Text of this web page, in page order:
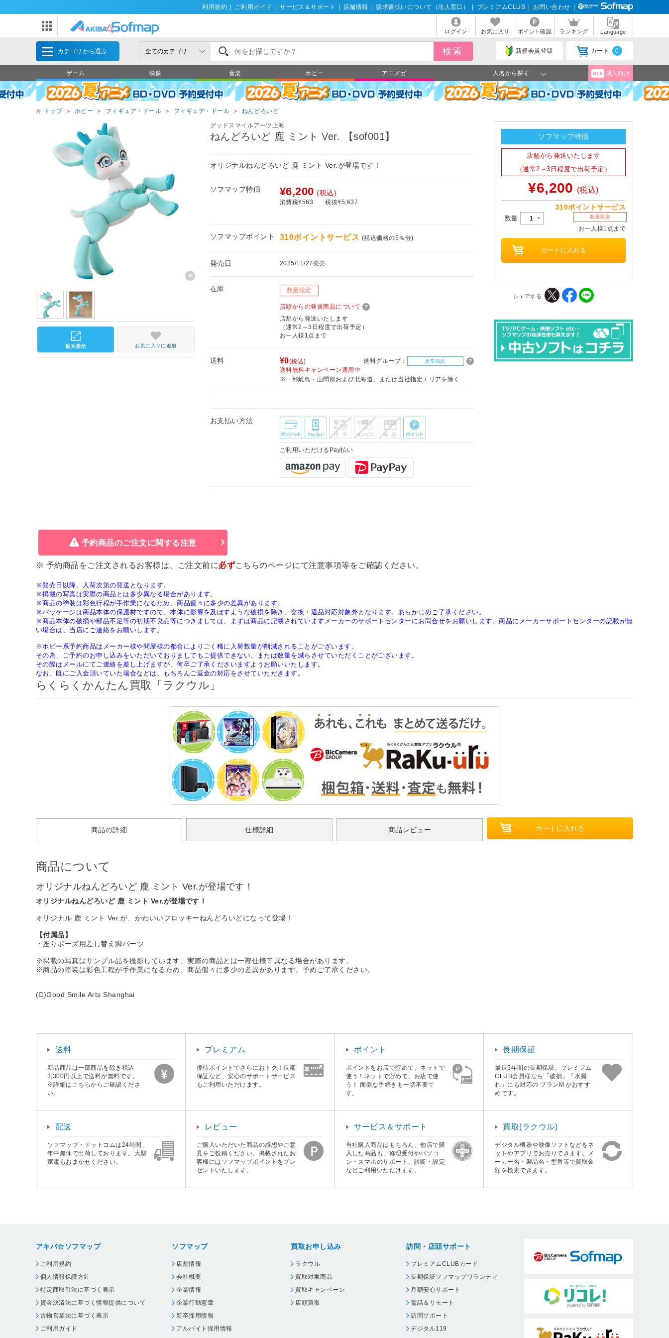
利用規約 ご利用ガイド サービス＆サポート 店舗情報 請求書払いについて（法人窓口） プレミアムCLUB お問い合わせ
ログイン お気に入り ポイント確認 ランキング Language
カテゴリから選ぶ 新規会員登録 カート 0
ゲーム 映像 音楽 ホビー アニメガ 人名から探す R18 成人向け
トップ ＞ ホビー ＞ フィギュア・ドール ＞ フィギュア・ドール ＞ ねんどろいど
グッドスマイルアーツ上海
ねんどろいど 鹿 ミント Ver. 【sof001】
オリジナルねんどろいど 鹿 ミント Ver.が登場です！
ソフマップ特価 ¥6,200 (税込)
消費税¥563 税抜¥5,637
ソフマップポイント 310ポイントサービス (税込価格の5％分)
発売日 2025/11/27発売
在庫 数量限定
店頭からの発送商品について
店舗から発送いたします
（通常2～3日程度で出荷予定）
お一人様1点まで
送料 ¥0(税込) 送料グループ： 通常商品
送料無料キャンペーン適用中
※一部離島・山間部および北海道、または当社指定エリアを除く
お支払い方法
ご利用いただけるPay払い
お気に入りに追加
ソフマップ特価
店舗から発送いたします
（通常2～3日程度で出荷予定）
¥6,200 (税込)
310ポイントサービス
数量 数量限定
お一人様1点まで
シェアする
予約商品のご注文に関する注意
※ 予約商品をご注文されるお客様は、ご注文前に必ずこちらのページにて注意事項等をご確認ください。
※発売日以降、入荷次第の発送となります。
※掲載の写真は実際の商品とは多少異なる場合があります。
※商品の塗装は彩色行程が手作業になるため、商品個々に多少の差異があります。
※パッケージは商品本体の保護材ですので、本体に影響を及ぼすような破損を除き、交換・返品対応対象外となります。あらかじめご了承ください。
※商品本体の破損や部品不足等の初期不良品等につきましては、まずは商品に記載されていますメーカーのサポートセンターにお問合せをお願いします。商品にメーカーサポートセンターの記載が無
い場合は、当店にご連絡をお願いします。
※ホビー系予約商品はメーカー様や問屋様の都合によりごく稀に入荷数量が削減されることがございます。
その為、ご予約のお申し込みをいただいておりましてもご提供できない、または数量を減らさせていただくことがございます。
その際はメールにてご連絡を差し上げますが、何卒ご了承くださいますようお願いいたします。
なお、既にご入金頂いていた場合などは、もちろんご返金の対応をさせていただきます。
らくらくかんたん買取「ラクウル」
商品の詳細 仕様詳細 商品レビュー
商品について
オリジナルねんどろいど 鹿 ミント Ver.が登場です！
オリジナルねんどろいど 鹿 ミント Ver.が登場です！
オリジナル 鹿 ミント Ver.が、かわいいフロッキーねんどろいどになって登場！
【付属品】
・座りポーズ用差し替え脚パーツ
※掲載の写真はサンプル品を撮影しています。実際の商品とは一部仕様等異なる場合があります。
※商品の塗装は彩色工程が手作業になるため、商品個々に多少の差異があります。予めご了承ください。
(C)Good Smile Arts Shanghai
送料
新品商品は一部商品を除き税込
3,300円以上で送料が無料です。
※詳細はこちらからご確認くださ
い。
プレミアム
優待ポイントでさらにおトク！長期
保証など、安心のサポートサービス
もご利用いただけます。
ポイント
ポイントをお店で貯めて、ネットで
使う！ネットで貯めて、お店で使
う！ 面倒な手続きも一切不要で
す。
長期保証
最長5年間の長期保証。プレミアム
CLUB会員様なら「破損」「水漏
れ」にも対応の プランM がおすす
めです。
配送
ソフマップ・ドットコムは24時間、
年中無休で出荷しております。大型
家電もおまかせください。
レビュー
ご購入いただいた商品の感想やご意
見をご投稿ください。掲載されたお
客様にはソフマップポイントをプレ
ゼントいたします。
サービス＆サポート
当社購入商品はもちろん、他店で購
入した商品も、修理受付やパソコ
ン・スマホのサポート、診断・設定
などご利用いただけます。
買取(ラクウル)
デジタル機器や映像ソフトなどをネ
ットやアプリでお売りできます。メ
ーカー名・製品名・型番等で買取金
額を検索できます。
アキバ☆ソフマップ
ご利用規約
個人情報保護方針
特定商取引法に基づく表示
資金決済法に基づく情報提供について
古物営業法に基づく表示
ご利用ガイド
ソフマップ
店舗情報
会社概要
企業情報
企業行動憲章
新卒採用情報
アルバイト採用情報
買取お申し込み
ラクウル
買取対象商品
買取キャンペーン
店頭買取
訪問・店頭サポート
プレミアムCLUBカード
長期保証ソフマップワランティ
月額安心サポート
電話＆リモート
訪問サポート
デジタル119